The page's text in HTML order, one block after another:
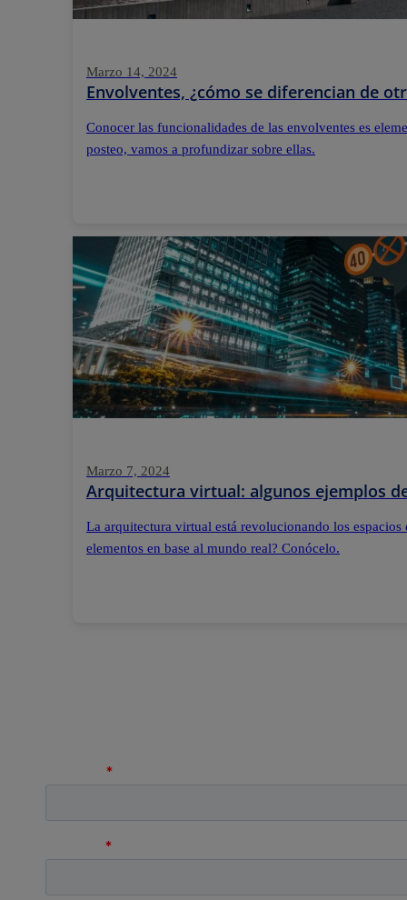
Marzo 14, 2024
Envolventes, ¿cómo se diferencian de
Conocer las funcionalidades de las envolventes es
posteo, vamos a profundizar sobre ellas.
Marzo 7, 2024
Arquitectura virtual: algunos ejemplos
La arquitectura virtual está revolucionando los espacios
elementos en base al mundo real? Conócelo.